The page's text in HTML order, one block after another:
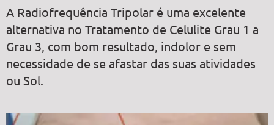
A Radiofrequência Tripolar é uma excelente
alternativa no Tratamento de Celulite Grau 1 a
Grau 3, com bom resultado, indolor e sem
necessidade de se afastar das suas atividades
ou Sol.